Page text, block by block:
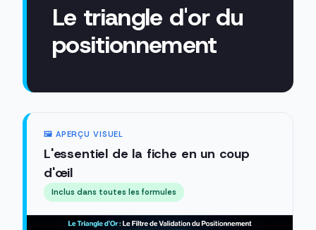
Le triangle d'or du
positionnement
🖼️ APERÇU VISUEL
L'essentiel de la fiche en un coup
d'œil
Inclus dans toutes les formules